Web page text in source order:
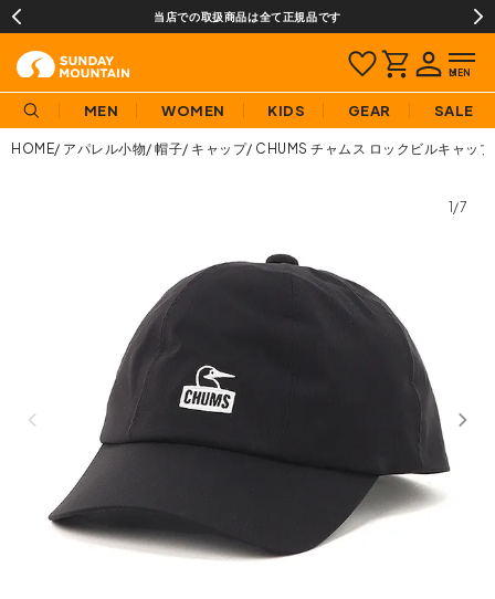
当店での取扱商品は全て正規品です
MEN WOMEN KIDS GEAR SALE
HOME アパレル小物 帽子 キャップ CHUMS チャムス ロックビルキャップ
1/7